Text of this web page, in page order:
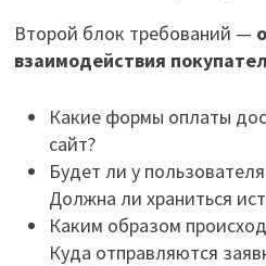
Второй блок требований —
взаимодействия
Какие формы оплаты
сайт?
Будет ли у
Должна ли храниться
Каким образом
Куда отправляются